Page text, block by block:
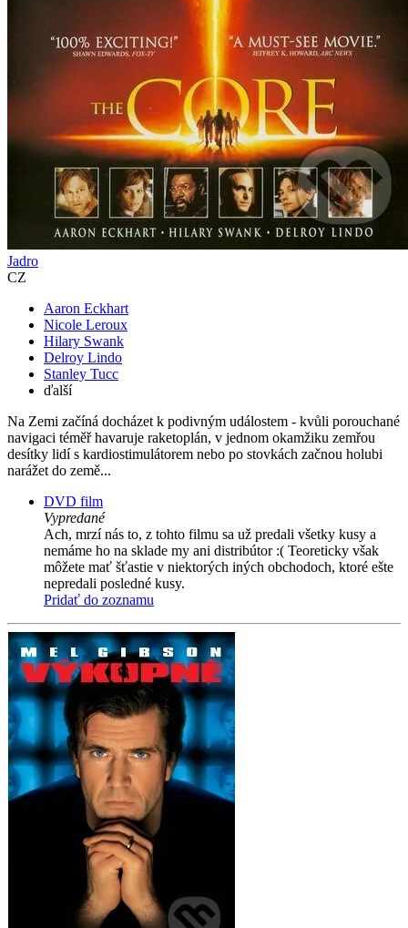
Jadro
CZ
Aaron Eckhart
Nicole Leroux
Hilary Swank
Delroy Lindo
Stanley Tucc
ďalší
Na Zemi začíná docházet k podivným událostem - kvůli porouchané
navigaci téměř havaruje raketoplán, v jednom okamžiku zemřou
desítky lidí s kardiostimulátorem nebo po stovkách začnou holubi
narážet do země...
DVD film
Vypredané
Ach, mrzí nás to, z tohto filmu sa už predali všetky kusy a
nemáme ho na sklade my ani distribútor :( Teoreticky však
môžete mať šťastie v niektorých iných obchodoch, ktoré ešte
nepredali posledné kusy.
Pridať do zoznamu